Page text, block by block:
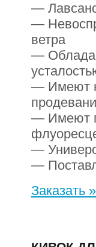
—
—
ветра
—
— Имеют
— Имеют
—
—
Заказать »